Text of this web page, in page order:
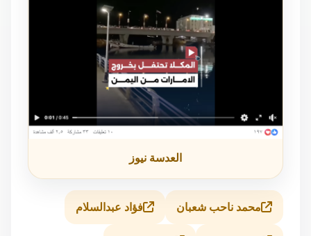
العدسة نيوز
محمد ناحب شعبان فؤاد عبدالسلام